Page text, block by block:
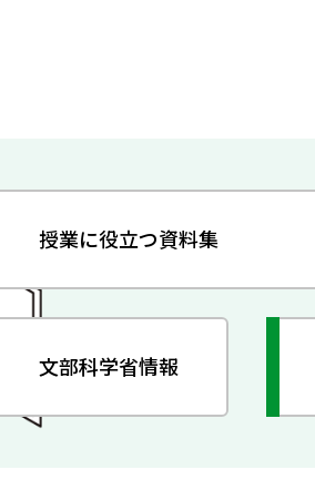
授業に役立つ資料集
文部科学省情報